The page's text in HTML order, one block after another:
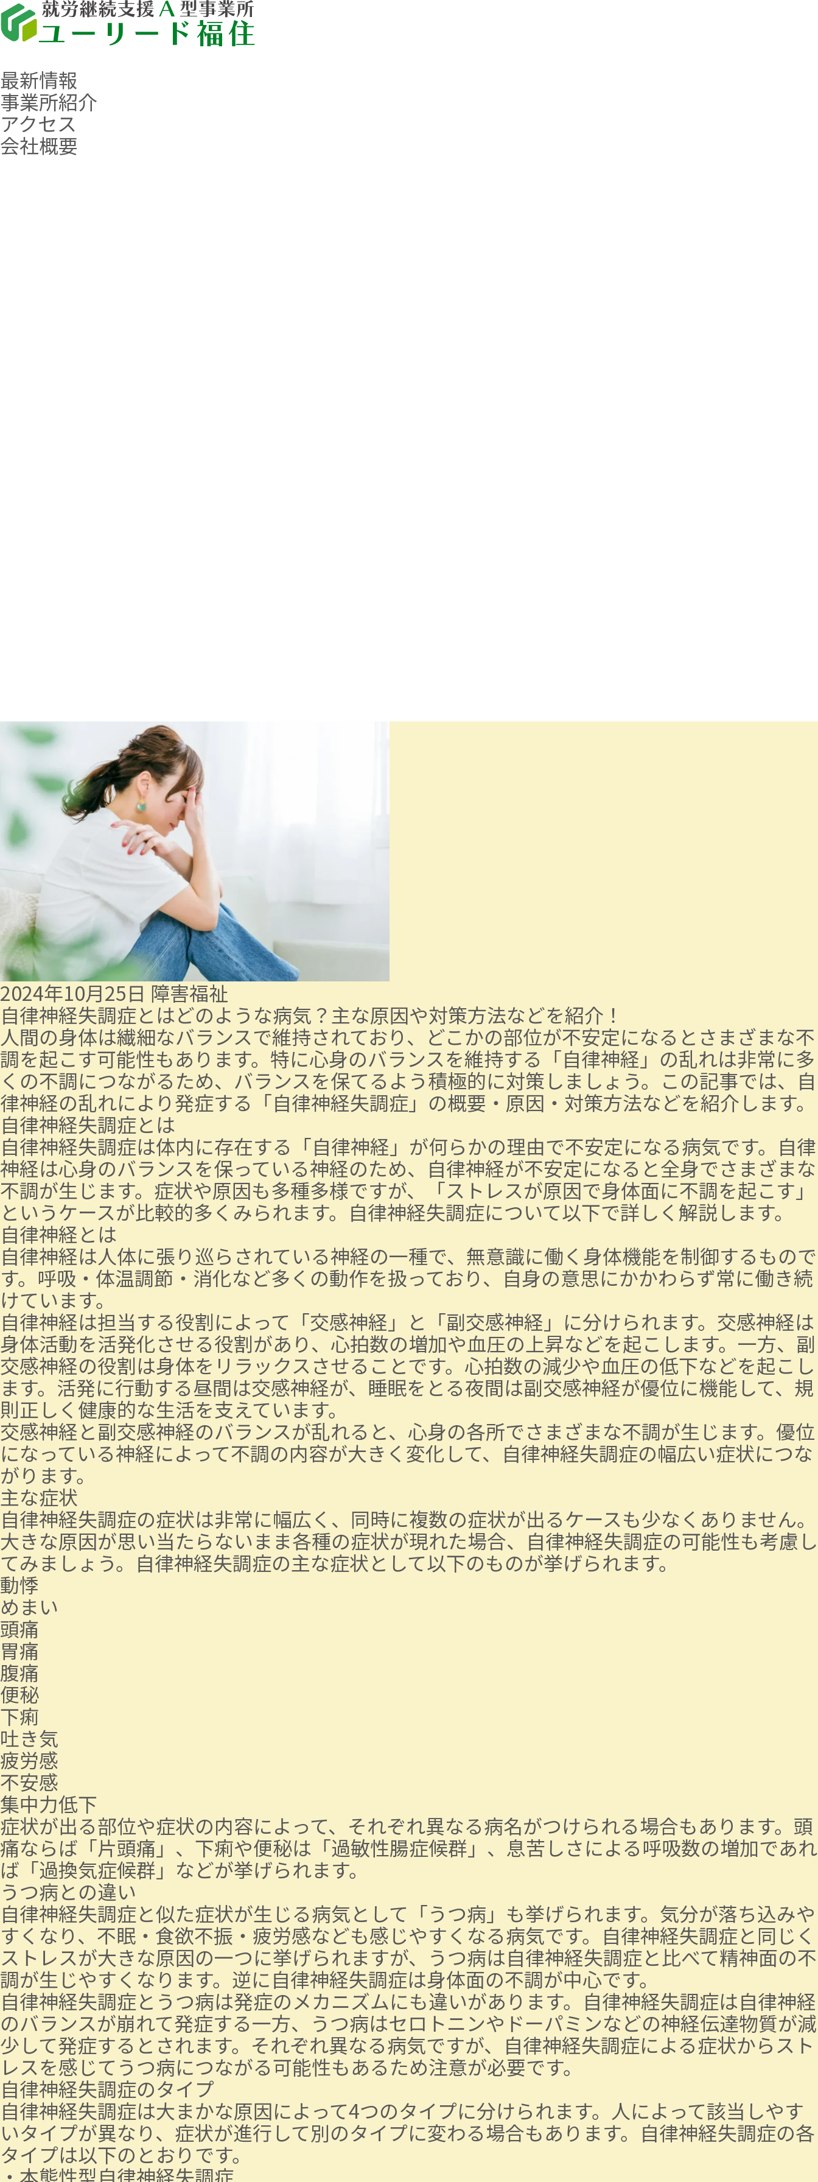
最新情報
事業所紹介
アクセス
会社概要
2024年10月25日 障害福祉
自律神経失調症とはどのような病気？主な原因や対策方法などを紹介！
人間の身体は繊細なバランスで維持されており、どこかの部位が不安定になるとさまざまな不
調を起こす可能性もあります。特に心身のバランスを維持する「自律神経」の乱れは非常に多
くの不調につながるため、バランスを保てるよう積極的に対策しましょう。この記事では、自
律神経の乱れにより発症する「自律神経失調症」の概要・原因・対策方法などを紹介します。
自律神経失調症とは
自律神経失調症は体内に存在する「自律神経」が何らかの理由で不安定になる病気です。自律
神経は心身のバランスを保っている神経のため、自律神経が不安定になると全身でさまざまな
不調が生じます。症状や原因も多種多様ですが、「ストレスが原因で身体面に不調を起こす」
というケースが比較的多くみられます。自律神経失調症について以下で詳しく解説します。
自律神経とは
自律神経は人体に張り巡らされている神経の一種で、無意識に働く身体機能を制御するもので
す。呼吸・体温調節・消化など多くの動作を扱っており、自身の意思にかかわらず常に働き続
けています。
自律神経は担当する役割によって「交感神経」と「副交感神経」に分けられます。交感神経は
身体活動を活発化させる役割があり、心拍数の増加や血圧の上昇などを起こします。一方、副
交感神経の役割は身体をリラックスさせることです。心拍数の減少や血圧の低下などを起こし
ます。活発に行動する昼間は交感神経が、睡眠をとる夜間は副交感神経が優位に機能して、規
則正しく健康的な生活を支えています。
交感神経と副交感神経のバランスが乱れると、心身の各所でさまざまな不調が生じます。優位
になっている神経によって不調の内容が大きく変化して、自律神経失調症の幅広い症状につな
がります。
主な症状
自律神経失調症の症状は非常に幅広く、同時に複数の症状が出るケースも少なくありません。
大きな原因が思い当たらないまま各種の症状が現れた場合、自律神経失調症の可能性も考慮し
てみましょう。自律神経失調症の主な症状として以下のものが挙げられます。
動悸
めまい
頭痛
胃痛
腹痛
便秘
下痢
吐き気
疲労感
不安感
集中力低下
症状が出る部位や症状の内容によって、それぞれ異なる病名がつけられる場合もあります。頭
痛ならば「片頭痛」、下痢や便秘は「過敏性腸症候群」、息苦しさによる呼吸数の増加であれ
ば「過換気症候群」などが挙げられます。
うつ病との違い
自律神経失調症と似た症状が生じる病気として「うつ病」も挙げられます。気分が落ち込みや
すくなり、不眠・食欲不振・疲労感なども感じやすくなる病気です。自律神経失調症と同じく
ストレスが大きな原因の一つに挙げられますが、うつ病は自律神経失調症と比べて精神面の不
調が生じやすくなります。逆に自律神経失調症は身体面の不調が中心です。
自律神経失調症とうつ病は発症のメカニズムにも違いがあります。自律神経失調症は自律神経
のバランスが崩れて発症する一方、うつ病はセロトニンやドーパミンなどの神経伝達物質が減
少して発症するとされます。それぞれ異なる病気ですが、自律神経失調症による症状からスト
レスを感じてうつ病につながる可能性もあるため注意が必要です。
自律神経失調症のタイプ
自律神経失調症は大まかな原因によって4つのタイプに分けられます。人によって該当しやす
いタイプが異なり、症状が進行して別のタイプに変わる場合もあります。自律神経失調症の各
タイプは以下のとおりです。
・本態性型自律神経失調症